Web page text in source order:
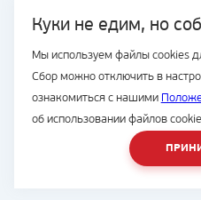
Куки не едим, но
Мы используем файлы cookies
Сбор можно отключить в
ознакомиться с нашими
об использовании файлов